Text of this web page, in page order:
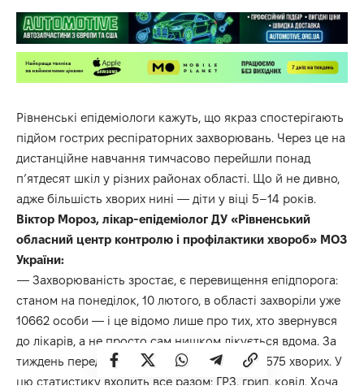
Рівненські епідеміологи кажуть, що якраз спостерігають
підйом гострих респіраторних захворювань. Через це на
дистанційне навчання тимчасово перейшли понад
п’ятдесят шкіл у різних районах області. Що й не дивно,
адже більшість хворих нині — діти у віці 5–14 років.
Віктор Мороз, лікар-епідеміолог ДУ «Рівненський
обласний центр контролю і профілактики хвороб» МОЗ
України:
— Захворюваність зростає, є перевищення епідпорога:
станом на понеділок, 10 лютого, в області захворіли уже
10662 особи — і це відомо лише про тих, хто звернувся
до лікарів, а не просто сам нишком лікується вдома. За
тиждень перед тим ми фіксували цифру у 8575 хворих. У
цю статистику входить все разом: ГРЗ, грип, ковід. Хоча